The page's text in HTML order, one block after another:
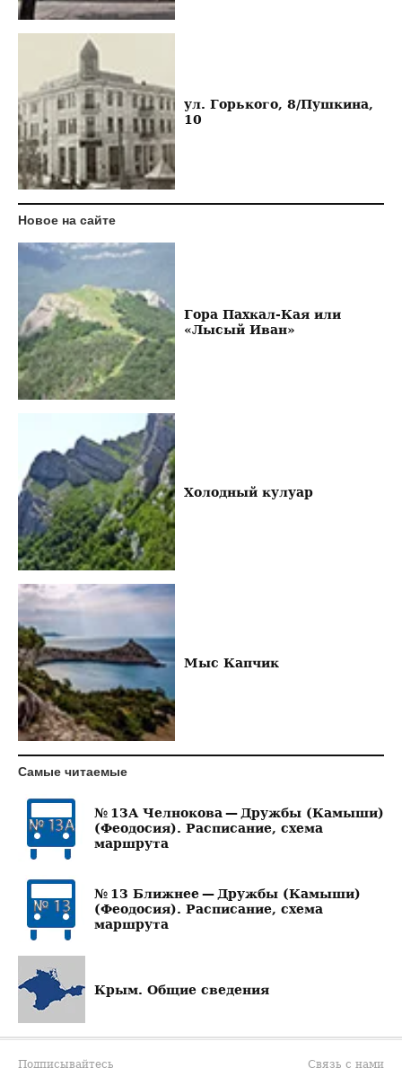
ул. Горького, 8/Пушкина,
10
Новое на сайте
Гора Пахкал-Кая или
«Лысый Иван»
Холодный кулуар
Мыс Капчик
Самые читаемые
№ 13А Челнокова — Дружбы (Камыши)
(Феодосия). Расписание, схема
маршрута
№ 13 Ближнее — Дружбы (Камыши)
(Феодосия). Расписание, схема
маршрута
Крым. Общие сведения
Подписывайтесь Связь с нами